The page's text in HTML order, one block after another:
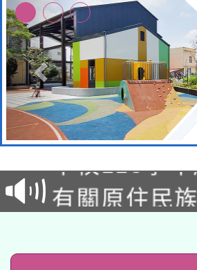
本校115學
本校115學
次招考甄選
有關原住民
答一案
有關本府